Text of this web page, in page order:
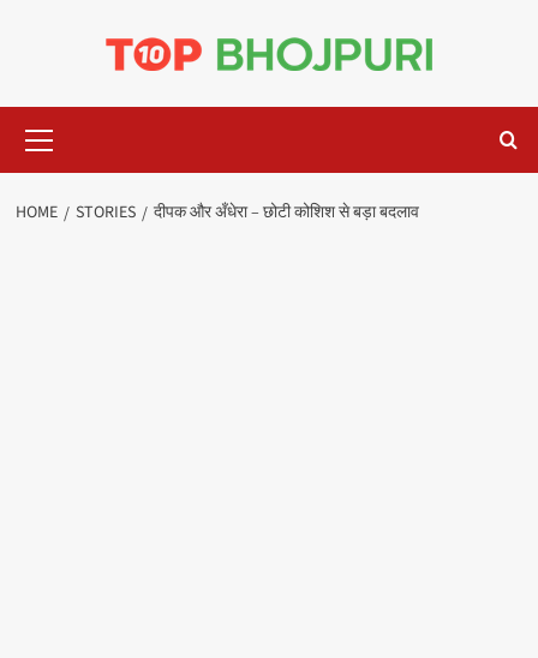
Menu
HOME STORIES दीपक और अँधेरा – छोटी कोशिश से बड़ा बदलाव